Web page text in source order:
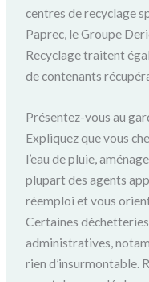
centres de recyclage
Paprec, le Groupe
Recyclage traitent
de contenants
Présentez-vous au
Expliquez que vous
l’eau de pluie,
plupart des agents
réemploi et vous
Certaines
administratives,
rien d’insurmontable.